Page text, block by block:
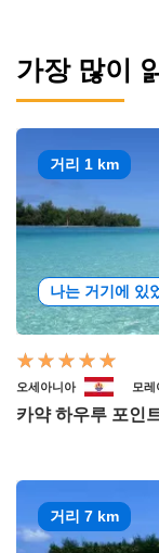
가장 많이
거리 1 km
나는 거기에 있
오세아니아 모레
카약 하우루 포인
거리 7 km